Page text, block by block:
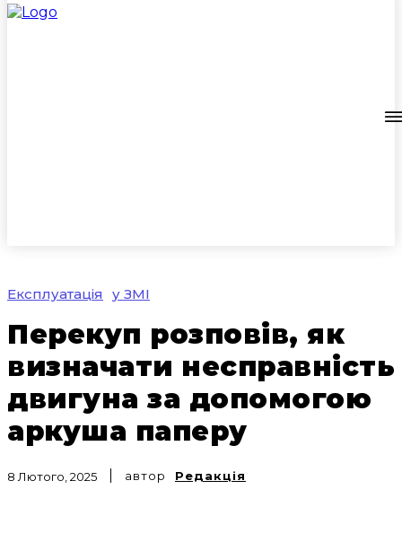
Експлуатація у ЗМІ
Перекуп розповів, як
визначати несправність
двигуна за допомогою
аркуша паперу
8 Лютого, 2025 автор Редакція